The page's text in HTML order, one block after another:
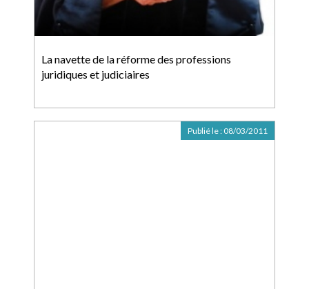
La navette de la réforme des professions
juridiques et judiciaires
Publié le : 08/03/2011